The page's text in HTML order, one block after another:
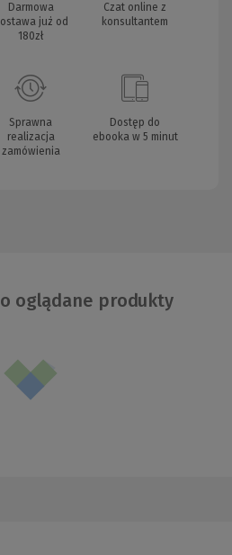
Darmowa
już od
180zł
Czat online z
konsultantem
Sprawna
realizacja
zamówienia
Dostęp do
ebooka w 5 minut
oglądane produkty